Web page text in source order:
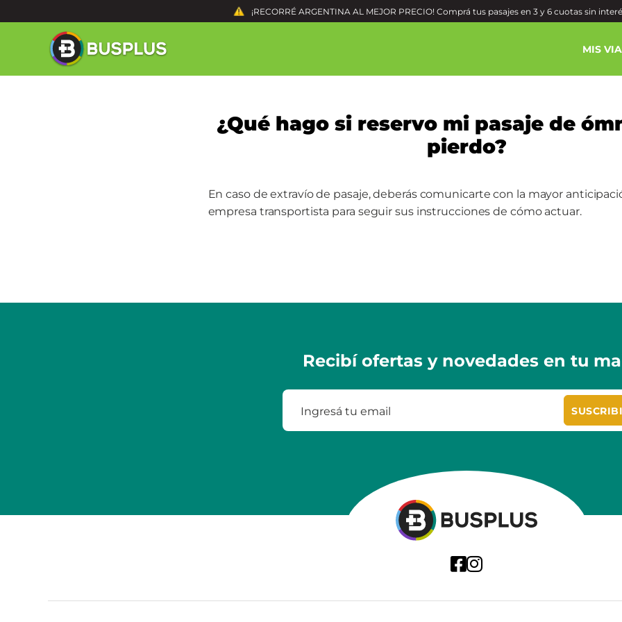
¡RECORRÉ ARGENTINA AL MEJOR PRECIO! Comprá tus pasajes en 3 y 6 cuotas sin
MIS
¿Qué hago si reservo mi pasaje de
pierdo?
En caso de extravío de pasaje, deberás comunicarte con la mayor
empresa transportista para seguir sus instrucciones de cómo actuar.
Recibí ofertas y novedades en tu